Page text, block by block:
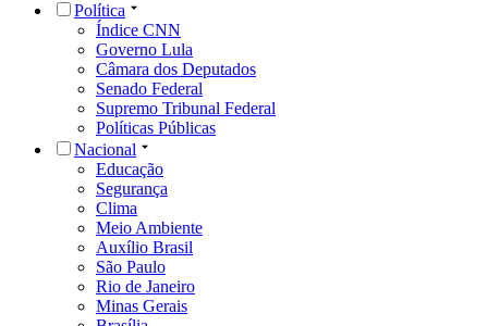
Política
Índice CNN
Governo Lula
Câmara dos Deputados
Senado Federal
Supremo Tribunal Federal
Políticas Públicas
Nacional
Educação
Segurança
Clima
Meio Ambiente
Auxílio Brasil
São Paulo
Rio de Janeiro
Minas Gerais